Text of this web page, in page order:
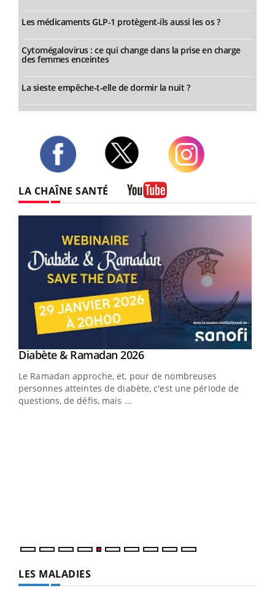
Les médicaments GLP-1 protègent-ils aussi les os ?
Cytomégalovirus : ce qui change dans la prise en charge
des femmes enceintes
La sieste empêche-t-elle de dormir la nuit ?
LA CHAÎNE SANTÉ
Youtube
Diabète & Ramadan 2026Youtube
Le Ramadan approche, et, pour de nombreuses
personnes atteintes de diabète, c'est une période de
questions, de défis, mais ...
LES MALADIES